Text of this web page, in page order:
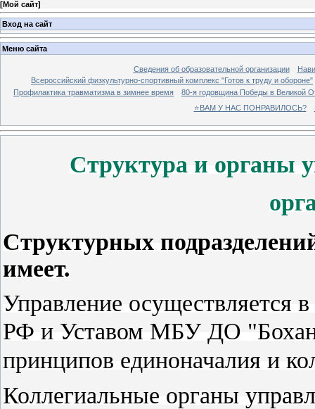
[Мой сайт]
Вход на сайт
Меню сайта
Сведения об образовательной организации
Всероссийский физкультурно-спортивный комплекс "Готов к труду и обороне"
Профилактика травматизма в зимнее время
80-я годовщина Победы в Великой
⭐ВАМ У НАС ПОНРАВИЛОСЬ?
Структура и органы
Структурных
имеет.
Управление осуществляется в
РФ и Уставом МБУ ДО
принципов единоначалия и
Коллегиальные органы